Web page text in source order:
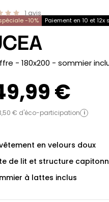
1 avis
-10% Paiement en 10 et
- 180x200 - sommier
€
€ d'éco-participation i
en velours doux
de lit et structure
à lattes inclus